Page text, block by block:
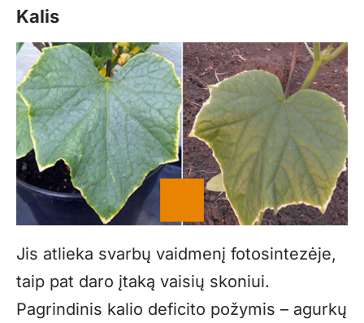
Kalis
Jis atlieka svarbų vaidmenį fotosintezėje,
taip pat daro įtaką vaisių skoniui.
Pagrindinis kalio deficito požymis – agurkų